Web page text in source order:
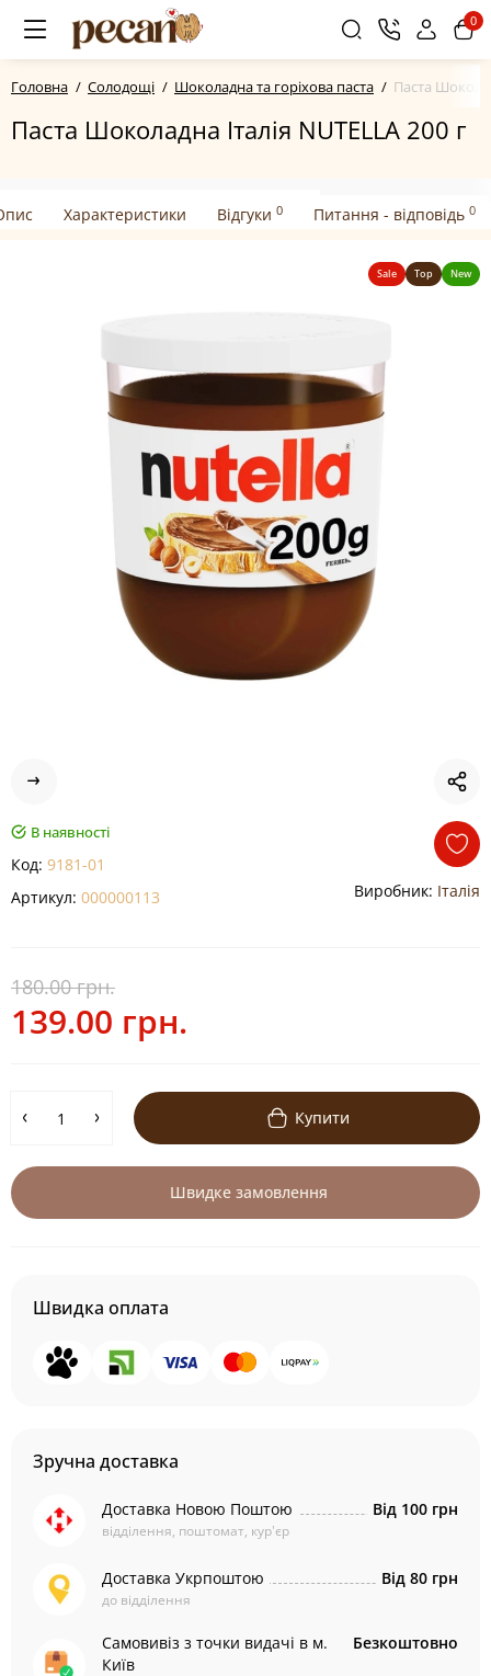
0
Головна Солодощі Шоколадна та горіхова паста Паста
Паста Шоколадна Італія NUTELLA 200 г
Характеристики Відгуки 0 Питання - відповідь 0
Sale Top New
В наявності
Код: 9181-01
Артикул: 000000113 Виробник: Італія
180.00 грн.
139.00 грн.
Купити
Швидке замовлення
Швидка оплата
Зручна доставка
Доставка Новою Поштою
відділення, поштомат, кур'єр
Від 100 грн
Доставка Укрпоштою
до відділення
Від 80 грн
Самовивіз з точки видачі в м.
Київ
Безкоштовно